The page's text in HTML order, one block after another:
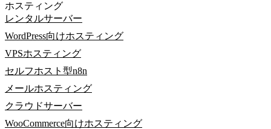
ホスティング
レンタルサーバー
WordPress向けホスティング
VPSホスティング
セルフホスト型n8n
メールホスティング
クラウドサーバー
WooCommerce向けホスティング